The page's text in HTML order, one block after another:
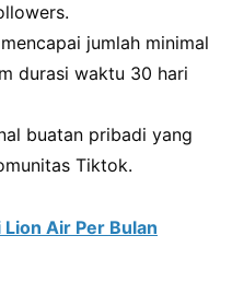
jumlah minimal
durasi waktu 30 hari
buatan pribadi yang
Tiktok.
Air Per Bulan